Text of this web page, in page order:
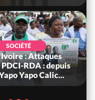
SOCIÉTÉ
: Attaques
RDA : depuis
Yapo Calic...